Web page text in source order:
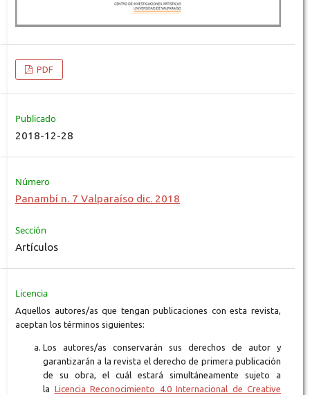
PDF
Publicado
2018-12-28
Número
Panambí n. 7 Valparaíso dic. 2018
Sección
Artículos
Licencia
Aquellos autores/as que tengan publicaciones con esta revista,
aceptan los términos siguientes:
Los autores/as conservarán sus derechos de autor y
garantizarán a la revista el derecho de primera publicación
de su obra, el cuál estará simultáneamente sujeto a
la Licencia Reconocimiento 4.0 Internacional de Creative